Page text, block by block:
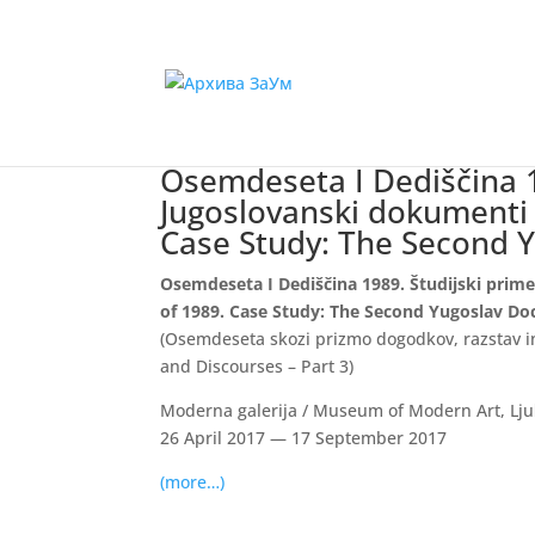
Osemdeseta I
Jugoslovanski
Case Study: The Second
Osemdeseta I Dediščina 1989. Študijski
of 1989. Case Study: The Second Yugoslav
(Osemdeseta skozi prizmo dogodkov,
and Discourses – Part 3)
Moderna galerija / Museum of Modern Art,
26 April 2017 — 17 September 2017
(more…)